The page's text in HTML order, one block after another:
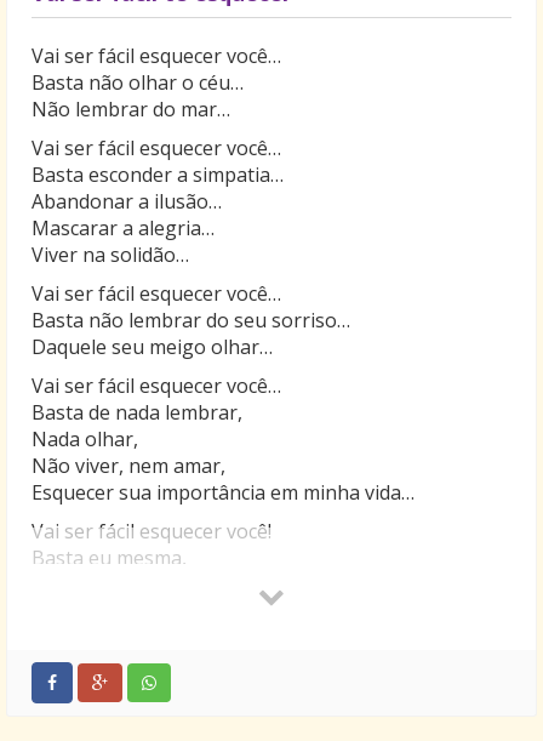
Vai ser fácil esquecer você…
Basta não olhar o céu…
Não lembrar do mar…
Vai ser fácil esquecer você…
Basta esconder a simpatia…
Abandonar a ilusão…
Mascarar a alegria…
Viver na solidão…
Vai ser fácil esquecer você…
Basta não lembrar do seu sorriso…
Daquele seu meigo olhar…
Vai ser fácil esquecer você…
Basta de nada lembrar,
Nada olhar,
Não viver, nem amar,
Esquecer sua importância em minha vida…
Vai ser fácil esquecer você!
Basta eu mesma,